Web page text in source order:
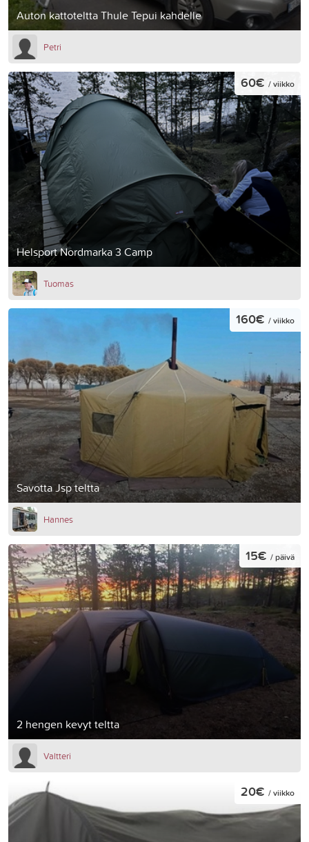
Auton kattoteltta Thule Tepui kahdelle
Petri
Helsport Nordmarka 3 Camp
60€ / viikko
Tuomas
Savotta Jsp teltta
160€ / viikko
Hannes
2 hengen kevyt teltta
15€ / päivä
Valtteri
20€ / viikko